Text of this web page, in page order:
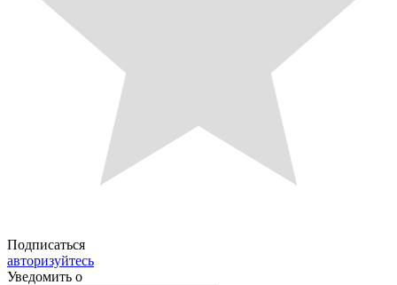
Подписаться
авторизуйтесь
Уведомить о